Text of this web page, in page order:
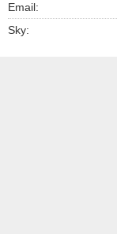
Email:
Sky: